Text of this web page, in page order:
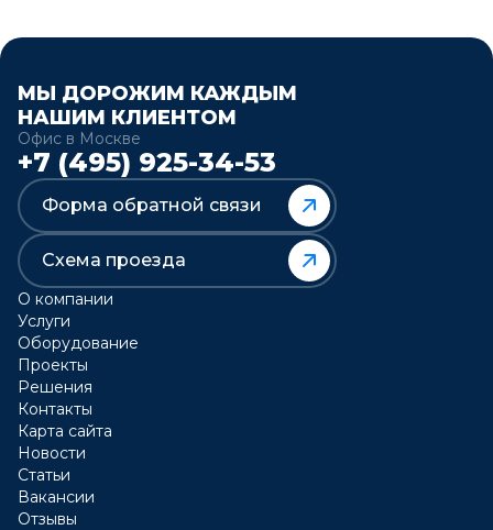
МЫ ДОРОЖИМ КАЖДЫМ
НАШИМ КЛИЕНТОМ
Офис в Москве
+7 (495) 925-34-53
Форма обратной связи
Схема проезда
О компании
Услуги
Оборудование
Проекты
Решения
Контакты
Карта сайта
Новости
Статьи
Вакансии
Отзывы